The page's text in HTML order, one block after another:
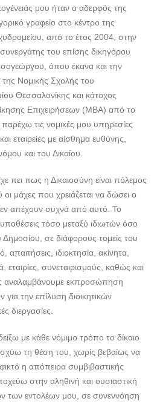
μου ήταν ο αδερφός της
γραφείο στο κέντρο της
από το έτος 2004, στην
του επίσης δικηγόρου
όπου έκανα και την
Νομικής Σχολής του
Θεσσαλονίκης και κάτοχος
Επιχειρήσεων (ΜΒΑ) από το
τις νομικές μου υπηρεσίες
εταιρείες με αίσθημα ευθύνης,
και του Δικαίου.
πει πως η Δικαιοσύνη είναι πόλεμος
οι μάχες που χρειάζεται να δώσει ο
απέχουν συχνά από αυτό. Το
τόσο μεταξύ ιδιωτών όσο
Δημοσίου, σε διάφορους τομείς του
απαιτήσεις, ιδιοκτησία, ακίνητα,
εταιρίες, συνεταιρισμούς, καθώς και
αναλαμβάνουμε εκπροσώπηση
την επίλυση διοικητικών
διεργασίες.
με κάθε νόμιμο τρόπο το δίκαιο
τη θέση του, χωρίς βεβαίως να
η απόπειρα συμβιβαστικής
στην αληθινή και ουσιαστική
των εντολέων μου, σε συνεννόηση